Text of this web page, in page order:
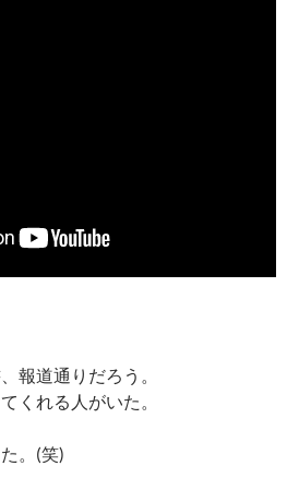
報道通りだろう。
くれる人がいた。
。(笑)